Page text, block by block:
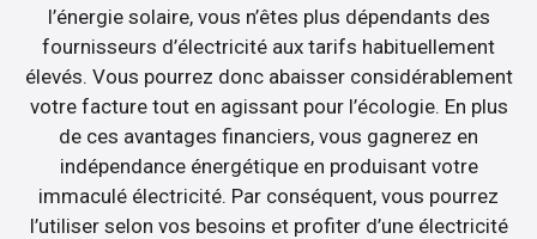
l’énergie solaire, vous n’êtes plus dépendants des
fournisseurs d’électricité aux tarifs habituellement
élevés. Vous pourrez donc abaisser considérablement
votre facture tout en agissant pour l’écologie. En plus
de ces avantages financiers, vous gagnerez en
indépendance énergétique en produisant votre
immaculé électricité. Par conséquent, vous pourrez
l’utiliser selon vos besoins et profiter d’une électricité